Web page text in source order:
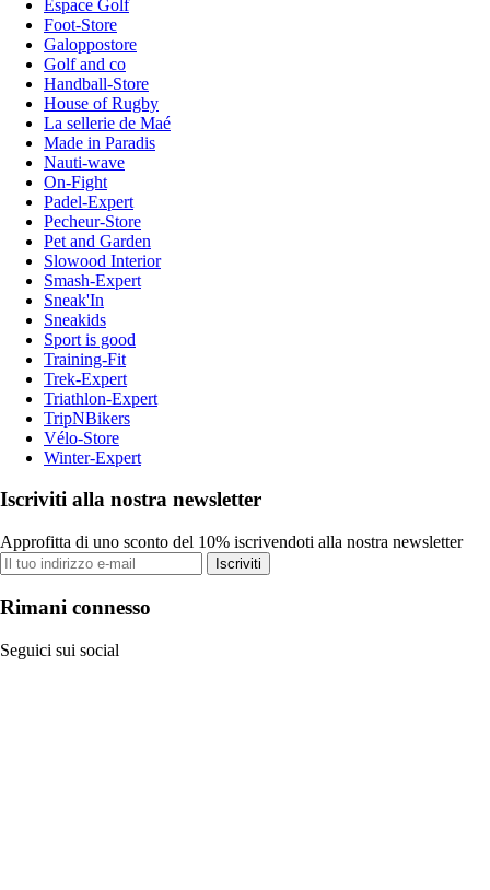
Espace Golf
Foot-Store
Galoppostore
Golf and co
Handball-Store
House of Rugby
La sellerie de Maé
Made in Paradis
Nauti-wave
On-Fight
Padel-Expert
Pecheur-Store
Pet and Garden
Slowood Interior
Smash-Expert
Sneak'In
Sneakids
Sport is good
Training-Fit
Trek-Expert
Triathlon-Expert
TripNBikers
Vélo-Store
Winter-Expert
Iscriviti alla nostra newsletter
Approfitta di uno sconto del 10% iscrivendoti alla nostra newsletter
Iscriviti
Rimani connesso
Seguici sui social